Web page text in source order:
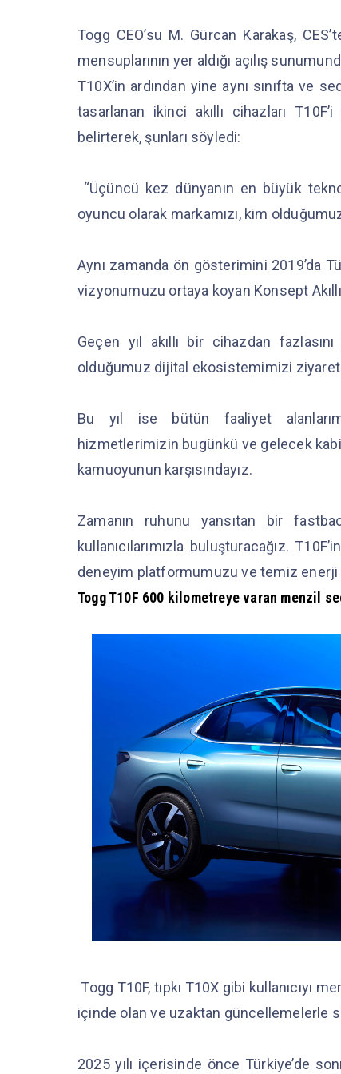
Togg CEO’su M. Gürcan Karakaş,
mensuplarının yer aldığı açılış
T10X’in ardından yine aynı sınıfta ve
tasarlanan ikinci akıllı cihazları
belirterek, şunları söyledi:
“Üçüncü kez dünyanın en büyük
oyuncu olarak markamızı, kim
Aynı zamanda ön gösterimini 2019’da
vizyonumuzu ortaya koyan Konsept
Geçen yıl akıllı bir cihazdan
olduğumuz dijital ekosistemimizi
Bu yıl ise bütün faaliyet
hizmetlerimizin bugünkü ve gelecek
kamuoyunun karşısındayız.
Zamanın ruhunu yansıtan bir
kullanıcılarımızla buluşturacağız.
deneyim platformumuzu ve temiz enerji
Togg T10F 600 kilometreye varan menzil
Togg T10F, tıpkı T10X gibi kullanıcıyı
içinde olan ve uzaktan güncellemelerle
2025 yılı içerisinde önce Türkiye’de